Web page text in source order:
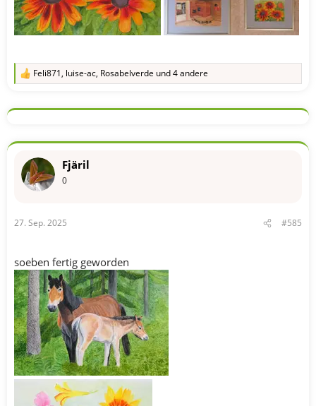
R
k
o
e
n
Feli871, luise-ac, Rosabelverde und 4 andere
Fjäril
0
27. Sep. 2025 #585
soeben fertig geworden